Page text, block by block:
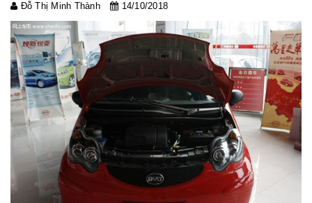
Đỗ Thị Minh Thành 14/10/2018